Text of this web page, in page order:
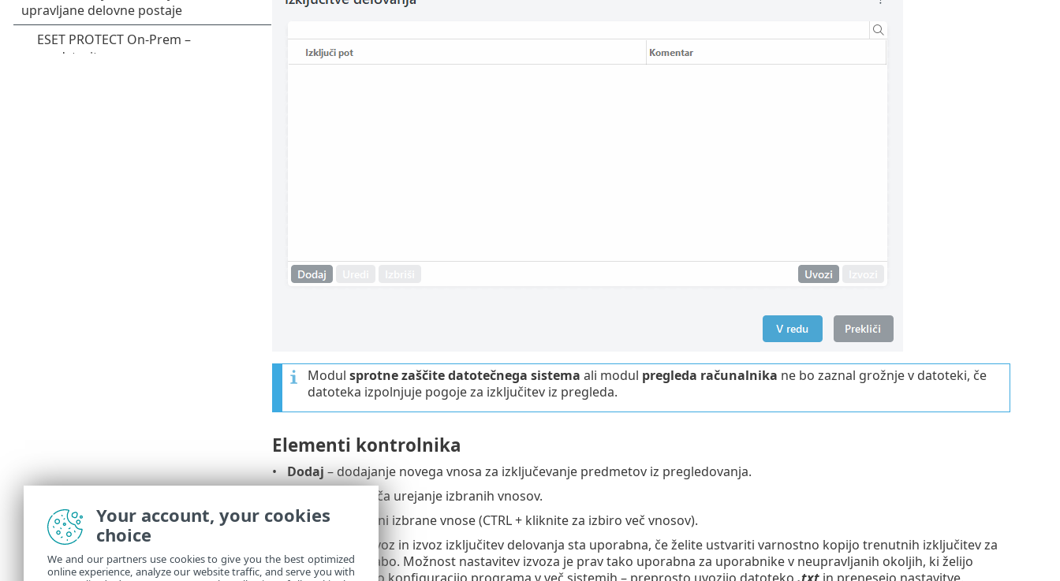
Modul sprotne zaščite datotečnega sistema ali modul pregleda računalnika ne bo zaznal grožnje v datoteki, če
datoteka izpolnjuje pogoje za izključitev iz pregleda.
Elementi kontrolnika
Dodaj– dodajanje novega vnosa za izključevanje predmetov iz pregledovanja.
– omogoča urejanje izbranih vnosov.
Izbriši– odstrani izbrane vnose (CTRL + kliknite za izbiro več vnosov).
– uvoz in izvoz izključitev delovanja sta uporabna, če želite ustvariti varnostno kopijo trenutnih izključitev za
poznejšo uporabo. Možnost nastavitev izvoza je prav tako uporabna za uporabnike v neupravljanih okoljih, ki želijo
Your account, your cookies
choice
We and our partners use cookies to give you the best optimized
online experience, analyze our website traffic, and serve you with